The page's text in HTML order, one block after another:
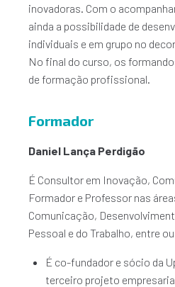
inovadoras. Com o
ainda a possibilidade de
individuais e em grupo no
No final do curso, os
de formação profissional.
Formador
Daniel Lança Perdigão
É Consultor em Inovação,
Formador e Professor nas
Comunicação,
Pessoal e do Trabalho, entre
É co-fundador e sócio da
terceiro projeto